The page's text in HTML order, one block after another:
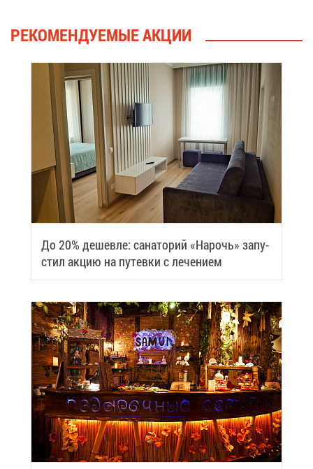
РЕ­КО­МЕН­ДУ­Е­МЫЕ АК­ЦИИ
До 20% де­шев­ле: са­на­то­рий «На­рочь» за­пу­
стил ак­цию на пу­тев­ки с ле­че­ни­ем